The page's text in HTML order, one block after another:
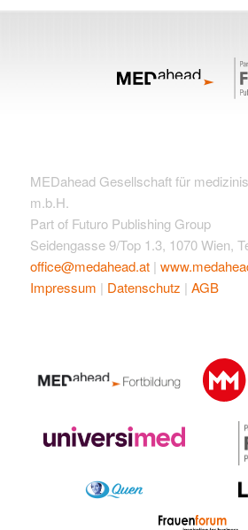
MEDahead Gesellschaft für
m.b.H.
Part of Futuro Publishing Group
Seidengasse 9/Top 1.3, 1070 Wien,
office@medahead.at|
Impressum | Datenschutz | AGB